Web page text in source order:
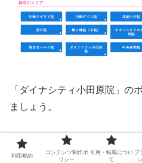
「ダイナシティ小田原院」の
ましょう。
利用規約
コンテンツ制作ポ
リシー
引用・転載につい
て
プ